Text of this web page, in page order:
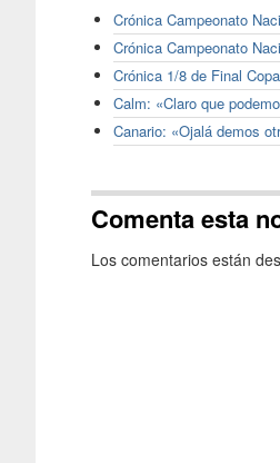
Crónica Campeonato
Crónica Campeonato
Crónica 1/8 de Final
Calm: «Claro que
Canario: «Ojalá demos
Comenta esta
Los comentarios están